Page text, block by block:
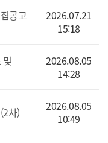
공고
2026.07.21
15:18
2026.08.05
14:28
차)
2026.08.05
10:49